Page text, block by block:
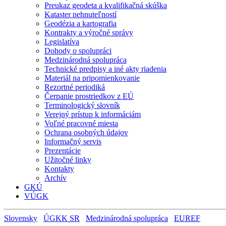
Preukaz geodeta a kvalifikačná skúška
Kataster nehnuteľností
Geodézia a kartografia
Kontrakty a výročné správy
Legislatíva
Dohody o spolupráci
Medzinárodná spolupráca
Technické predpisy a iné akty riadenia
Materiál na pripomienkovanie
Rezortné periodiká
Čerpanie prostriedkov z EÚ
Terminologický slovník
Verejný prístup k informáciám
Voľné pracovné miesta
Ochrana osobných údajov
Informačný servis
Prezentácie
Užitočné linky
Kontakty
Archív
GKÚ
VÚGK
Slovensky ÚGKK SR Medzinárodná spolupráca EUREF